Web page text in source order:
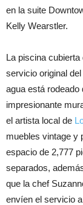
en la suite
Kelly Wearstler.
La piscina cubierta
servicio original
agua está
impresionante
el artista local de
muebles vintage y
espacio de 2,777
separados,
que la chef
envíen el servicio